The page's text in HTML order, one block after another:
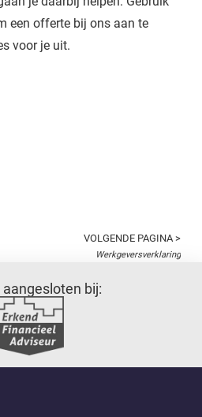
een offerte bij ons aan te
voor je uit.
VOLGENDE PAGINA >
Werkgeversverklaring
aangesloten bij: